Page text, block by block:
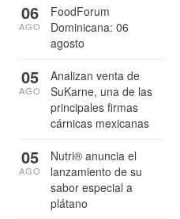
FoodForum
Dominicana: 06
agosto
06
AGO
Analizan venta de
SuKarne, una de las
principales firmas
cárnicas mexicanas
05
AGO
Nutri® anuncia el
lanzamiento de su
sabor especial a
plátano
05
AGO